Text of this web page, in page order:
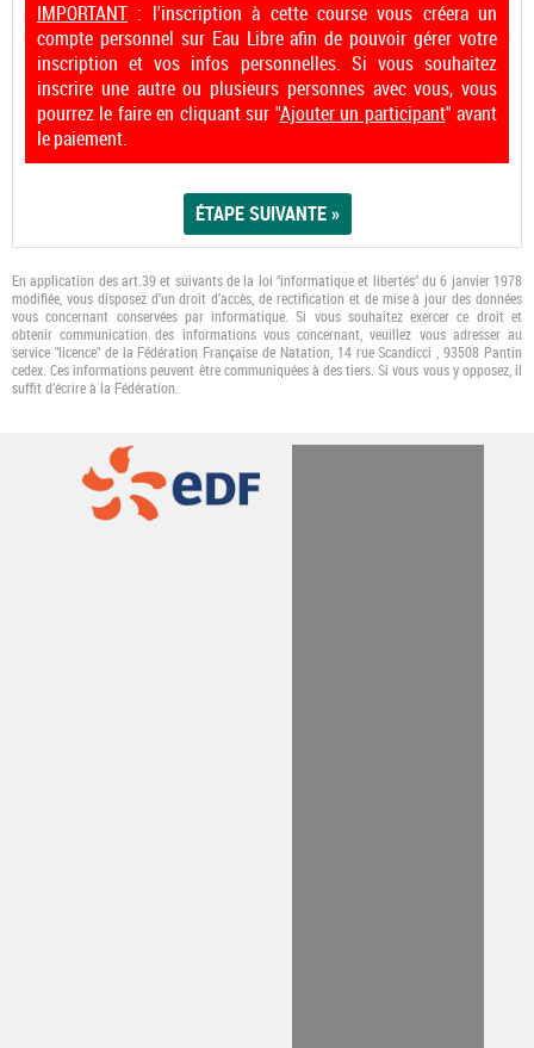
IMPORTANT : l'inscription à cette course vous créera un
compte personnel sur Eau Libre afin de pouvoir gérer votre
inscription et vos infos personnelles. Si vous souhaitez
inscrire une autre ou plusieurs personnes avec vous, vous
pourrez le faire en cliquant sur "Ajouter un participant" avant
le paiement.
En application des art.39 et suivants de la loi "informatique et libertés" du 6 janvier 1978
modifiée, vous disposez d’un droit d’accès, de rectification et de mise à jour des données
vous concernant conservées par informatique. Si vous souhaitez exercer ce droit et
obtenir communication des informations vous concernant, veuillez vous adresser au
service "licence" de la Fédération Française de Natation, 14 rue Scandicci , 93508 Pantin
cedex. Ces informations peuvent être communiquées à des tiers. Si vous vous y opposez, il
suﬃt d’écrire à la Fédération.